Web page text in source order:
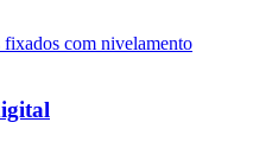
com nivelamento